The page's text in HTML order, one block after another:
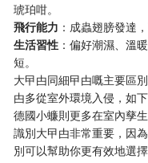
琥珀咁。
​飛行能力​ ：成蟲翅膀發達
​生活習性​ ：偏好潮濕、溫
短。
大曱甴同細曱甴嘅主要區
甴多從室外環境入侵，如
德國小蠊則更多在室內孳生
識別大曱甴非常重要，因
別可以幫助你更有效地選